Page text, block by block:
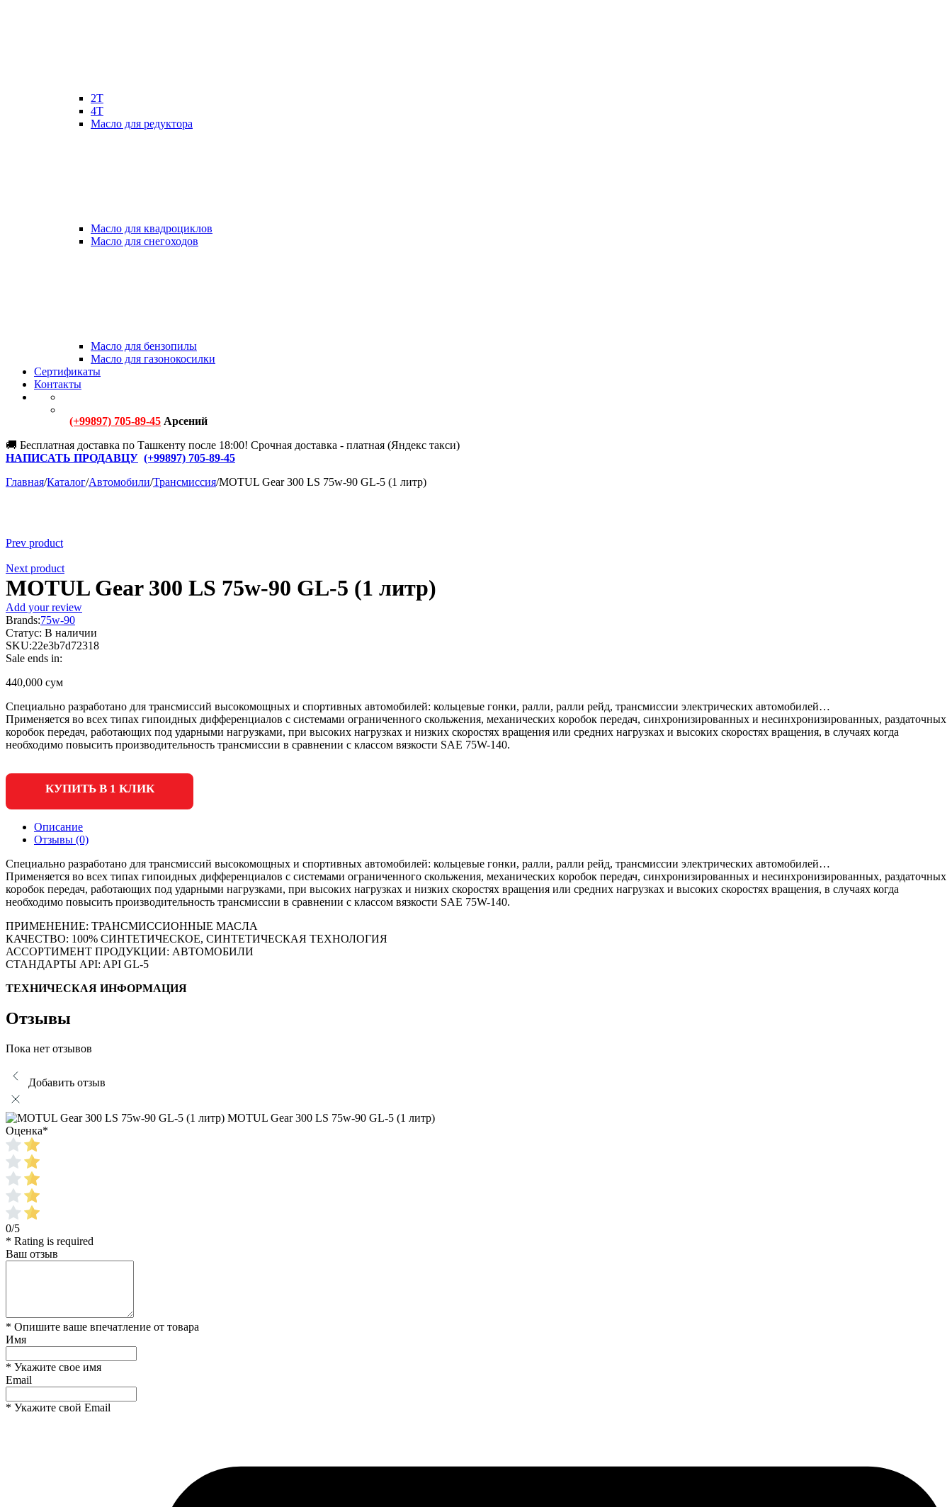
2Т
4Т
Масло для редуктора
Масло для квадроциклов
Масло для снегоходов
Масло для бензопилы
Масло для газонокосилки
Сертификаты
Контакты
(+99897) 705-89-45 Арсений
🚚 Бесплатная доставка по Ташкенту после 18:00! Срочная доставка - платная (Яндекс такси)
НАПИСАТЬ ПРОДАВЦУ (+99897) 705-89-45
Главная/Каталог/Автомобили/Трансмиссия/MOTUL Gear 300 LS 75w-90 GL-5 (1 литр)
Prev product
Next product
MOTUL Gear 300 LS 75w-90 GL-5 (1 литр)
Add your review
Brands:75w-90
Статус: В наличии
SKU:22e3b7d72318
Sale ends in:
440,000 сум
Специально разработано для трансмиссий высокомощных и спортивных автомобилей: кольцевые гонки, ралли, ралли рейд, трансмиссии электрических автомобилей…
Применяется во всех типах гипоидных дифференциалов с системами ограниченного скольжения, механических коробок передач, синхронизированных и несинхронизированных, раздаточных
коробок передач, работающих под ударными нагрузками, при высоких нагрузках и низких скоростях вращения или средних нагрузках и высоких скоростях вращения, в случаях когда
необходимо повысить производительность трансмиссии в сравнении с классом вязкости SAE 75W-140.
КУПИТЬ В 1 КЛИК
Описание
Отзывы (0)
Специально разработано для трансмиссий высокомощных и спортивных автомобилей: кольцевые гонки, ралли, ралли рейд, трансмиссии электрических автомобилей…
Применяется во всех типах гипоидных дифференциалов с системами ограниченного скольжения, механических коробок передач, синхронизированных и несинхронизированных, раздаточных
коробок передач, работающих под ударными нагрузками, при высоких нагрузках и низких скоростях вращения или средних нагрузках и высоких скоростях вращения, в случаях когда
необходимо повысить производительность трансмиссии в сравнении с классом вязкости SAE 75W-140.
ПРИМЕНЕНИЕ: ТРАНСМИССИОННЫЕ МАСЛА
КАЧЕСТВО: 100% СИНТЕТИЧЕСКОЕ, СИНТЕТИЧЕСКАЯ ТЕХНОЛОГИЯ
АССОРТИМЕНТ ПРОДУКЦИИ: АВТОМОБИЛИ
СТАНДАРТЫ API: API GL-5
ТЕХНИЧЕСКАЯ ИНФОРМАЦИЯ
Отзывы
Пока нет отзывов
Добавить отзыв
MOTUL Gear 300 LS 75w-90 GL-5 (1 литр)
Оценка*
0/5
* Rating is required
Ваш отзыв
* Опишите ваше впечатление от товара
Имя
* Укажите свое имя
Email
* Укажите свой Email